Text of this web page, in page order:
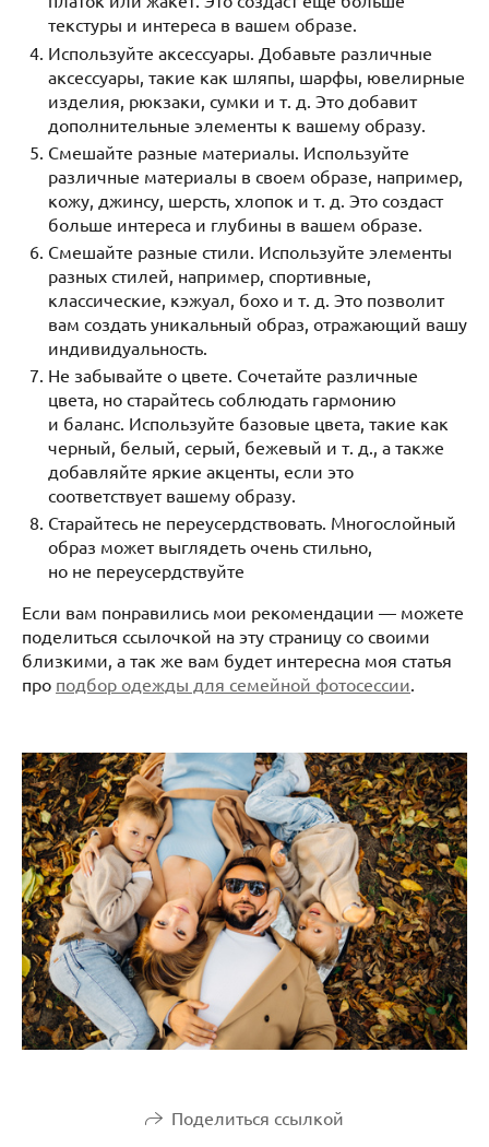
текстуры и интереса в вашем образе.
Используйте аксессуары. Добавьте различные
аксессуары, такие как шляпы, шарфы, ювелирные
изделия, рюкзаки, сумки и т. д. Это добавит
дополнительные элементы к вашему образу.
Смешайте разные материалы. Используйте
различные материалы в своем образе, например,
кожу, джинсу, шерсть, хлопок и т. д. Это создаст
больше интереса и глубины в вашем образе.
Смешайте разные стили. Используйте элементы
разных стилей, например, спортивные,
классические, кэжуал, бохо и т. д. Это позволит
вам создать уникальный образ, отражающий вашу
индивидуальность.
Не забывайте о цвете. Сочетайте различные
цвета, но старайтесь соблюдать гармонию
и баланс. Используйте базовые цвета, такие как
черный, белый, серый, бежевый и т. д., а также
добавляйте яркие акценты, если это
соответствует вашему образу.
Старайтесь не переусердствовать. Многослойный
образ может выглядеть очень стильно,
но не переусердствуйте
Если вам понравились мои рекомендации — можете
поделиться ссылочкой на эту страницу со своими
близкими, а так же вам будет интересна моя статья
про подбор одежды для семейной фотосессии.
Поделиться ссылкой